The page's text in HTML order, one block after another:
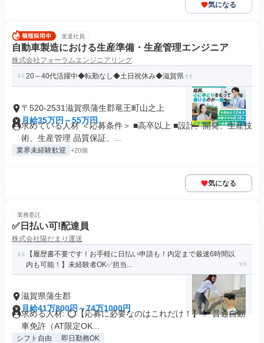
気になる
派遣社員
自動車製造における生産準備・生産管理エンジニア
株式会社フォーラムエンジニアリング
20～40代活躍中◆転勤なし◆土日祝休み◆滋賀県
〒520-2531滋賀県蒲生郡竜王町山之上
月給35万円～55万円
求めている人材 ＜応募条件＞ ■高卒以上 ■設計、開発、生産技
術、生産管理 品質保証、...
業界未経験歓迎 +20個
気になる
業務委託
✅日払い可!配達員
株式会社陽だまり運送
【履歴書不要です！お手軽に日払い申請も！内定まで最速6時間以
内も可能！】未経験者OK✅担当...
滋賀県蒲生郡
月給41万800円～74万1000円
求める人材: ⭕️【応募に必要なのはこれだけ！】 ✅ 普通自動
車免許（AT限定OK...
シフト自由 即日勤務OK